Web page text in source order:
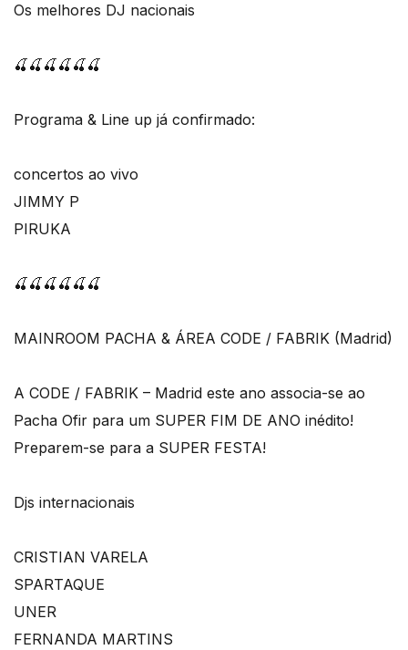
Os melhores DJ nacionais
🍒🍒🍒🍒🍒🍒
Programa & Line up já confirmado:
concertos ao vivo
JIMMY P
PIRUKA
🍒🍒🍒🍒🍒🍒
MAINROOM PACHA & ÁREA CODE / FABRIK (Madrid)
A CODE / FABRIK – Madrid este ano associa-se ao
Pacha Ofir para um SUPER FIM DE ANO inédito!
Preparem-se para a SUPER FESTA!
Djs internacionais
CRISTIAN VARELA
SPARTAQUE
UNER
FERNANDA MARTINS